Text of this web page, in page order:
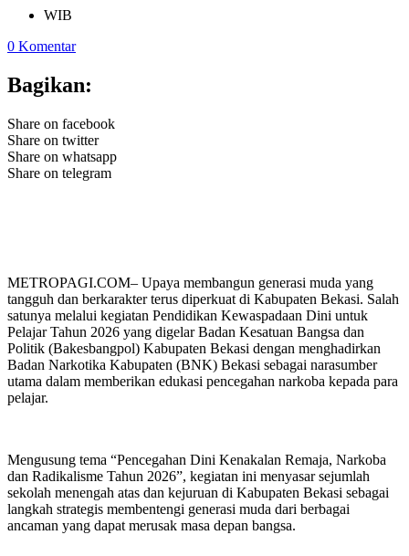
WIB
0 Komentar
Bagikan:
Share on facebook
Share on twitter
Share on whatsapp
Share on telegram
METROPAGI.COM– Upaya membangun generasi muda yang
tangguh dan berkarakter terus diperkuat di Kabupaten Bekasi. Salah
satunya melalui kegiatan Pendidikan Kewaspadaan Dini untuk
Pelajar Tahun 2026 yang digelar Badan Kesatuan Bangsa dan
Politik (Bakesbangpol) Kabupaten Bekasi dengan menghadirkan
Badan Narkotika Kabupaten (BNK) Bekasi sebagai narasumber
utama dalam memberikan edukasi pencegahan narkoba kepada para
pelajar.
Mengusung tema “Pencegahan Dini Kenakalan Remaja, Narkoba
dan Radikalisme Tahun 2026”, kegiatan ini menyasar sejumlah
sekolah menengah atas dan kejuruan di Kabupaten Bekasi sebagai
langkah strategis membentengi generasi muda dari berbagai
ancaman yang dapat merusak masa depan bangsa.